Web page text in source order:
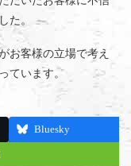
た。
お客様の立場で考え
ています。
Bluesky